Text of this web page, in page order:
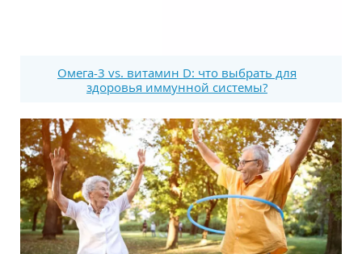
Омега-3 vs. витамин D: что выбрать для
здоровья иммунной системы?